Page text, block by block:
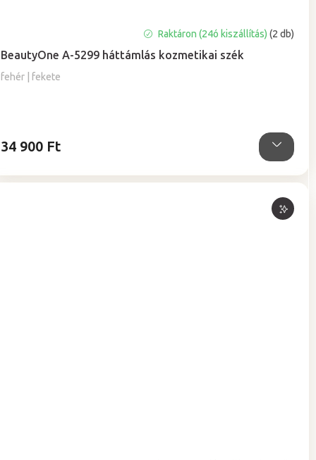
BeautyOne A-5299 háttámlás kozmetikai szék
fehér | fekete
Raktáron (24ó kiszállítás) (2 db)
34 900 Ft